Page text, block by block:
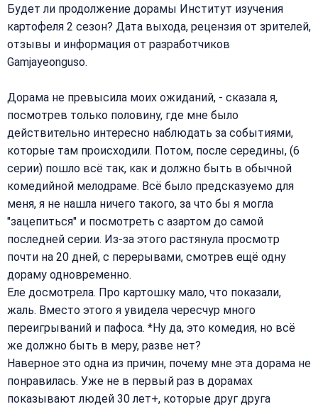
Будет ли продолжение дорамы Институт изучения
картофеля 2 сезон? Дата выхода, рецензия от зрителей,
отзывы и информация от разработчиков
Gamjayeonguso.
Дорама не превысила моих ожиданий, - сказала я,
посмотрев только половину, где мне было
действительно интересно наблюдать за событиями,
которые там происходили. Потом, после середины, (6
серии) пошло всё так, как и должно быть в обычной
комедийной мелодраме. Всё было предсказуемо для
меня, я не нашла ничего такого, за что бы я могла
"зацепиться" и посмотреть с азартом до самой
последней серии. Из-за этого растянула просмотр
почти на 20 дней, с перерывами, смотрев ещё одну
дораму одновременно.
Еле досмотрела. Про картошку мало, что показали,
жаль. Вместо этого я увидела чересчур много
переигрываний и пафоса. *Ну да, это комедия, но всё
же должно быть в меру, разве нет?
Наверное это одна из причин, почему мне эта дорама не
понравилась. Уже не в первый раз в дорамах
показывают людей 30 лет+, которые друг друга